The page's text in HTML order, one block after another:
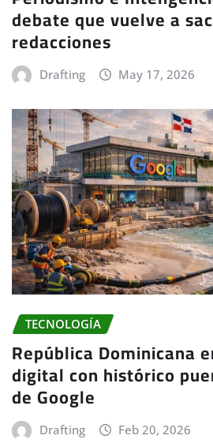
debate que vuelve a
redacciones
Drafting May 17, 2026
TECNOLOGÍA
República Dominicana
digital con histórico
de Google
Drafting Feb 20, 2026